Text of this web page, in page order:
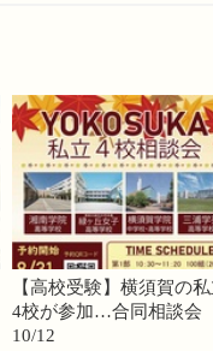
【高校受験】横須賀の
4校が参加…合同相談会
10/12